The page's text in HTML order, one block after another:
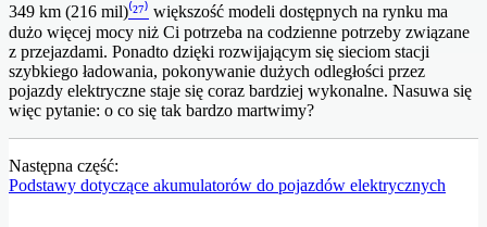
349 km (216 mil)⁽²⁷⁾ większość modeli dostępnych na rynku ma
dużo więcej mocy niż Ci potrzeba na codzienne potrzeby związane
z przejazdami. Ponadto dzięki rozwijającym się sieciom stacji
szybkiego ładowania, pokonywanie dużych odległości przez
pojazdy elektryczne staje się coraz bardziej wykonalne. Nasuwa się
więc pytanie: o co się tak bardzo martwimy?
Następna część:
Podstawy dotyczące akumulatorów do pojazdów elektrycznych